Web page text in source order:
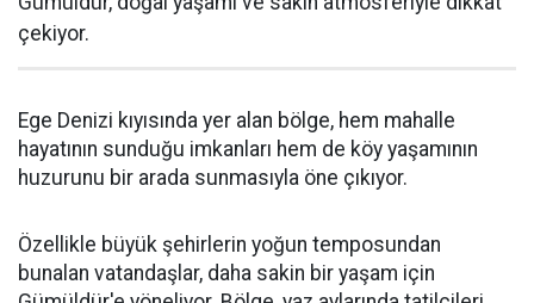
çekiyor.
Ege Denizi kıyısında yer alan bölge, hem mahalle
hayatının sunduğu imkanları hem de köy yaşamının
huzurunu bir arada sunmasıyla öne çıkıyor.
Özellikle büyük şehirlerin yoğun temposundan
bunalan vatandaşlar, daha sakin bir yaşam için